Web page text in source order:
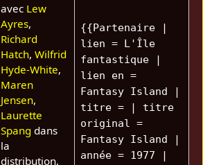
avec Lew
Ayres,
Richard
Hatch, Wilfrid
Hyde-White,
Maren
Jensen,
Laurette
Spang dans
la
distribution,
{{Partenaire |
lien = L'Île
fantastique |
lien en =
Fantasy Island |
titre = | titre
original =
Fantasy Island |
année = 1977 |